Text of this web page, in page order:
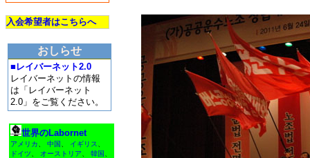
入会希望者はこちらへ
おしらせ
■レイバーネット2.0
レイバーネットの情報
は「レイバーネット
2.0」をご覧ください。
世界のLabornet
アメリカ 中国 イギリス
ドイツ
オーストリア 韓国